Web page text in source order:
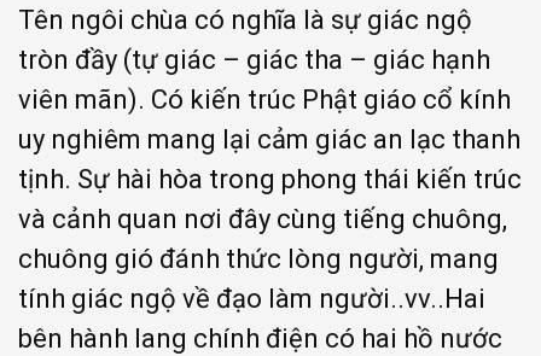
Tên ngôi chùa có nghĩa là sự giác ngộ
tròn đầy (tự giác – giác tha – giác hạnh
viên mãn). Có kiến trúc Phật giáo cổ kính
uy nghiêm mang lại cảm giác an lạc thanh
tịnh. Sự hài hòa trong phong thái kiến trúc
và cảnh quan nơi đây cùng tiếng chuông,
chuông gió đánh thức lòng người, mang
tính giác ngộ về đạo làm người..vv..Hai
bên hành lang chính điện có hai hồ nước